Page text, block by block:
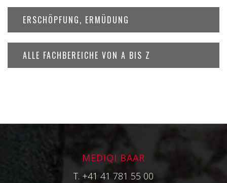
ERSCHÖPFUNG, ERMÜDUNG
ALLE FACHBEREICHE VON A BIS Z
MEDIQI BAAR
T. +41 41 781 55 00